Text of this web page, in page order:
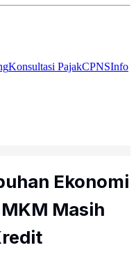
Konsultasi PajakCPNSInfo
Ekonomi
Masih